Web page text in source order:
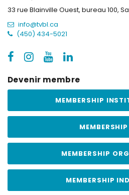
33 rue Blainville Ouest, bureau 100,
info@tvbl.ca
(450) 434-5021
Devenir membre
MEMBERSHIP
MEMBERSHIP
MEMBERSHIP